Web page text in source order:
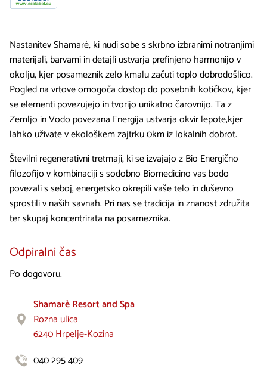
Nastanitev Shamarè, ki nudi sobe s skrbno izbranimi notranjimi
materijali, barvami in detajli ustvarja prefinjeno harmonijo v
okolju, kjer posameznik zelo kmalu začuti toplo dobrodošlico.
Pogled na vrtove omogoča dostop do posebnih kotičkov, kjer
se elementi povezujejo in tvorijo unikatno čarovnijo. Ta z
Zemljo in Vodo povezana Energija ustvarja okvir lepote,kjer
lahko uživate v ekološkem zajtrku 0km iz lokalnih dobrot.
Številni regenerativni tretmaji, ki se izvajajo z Bio Energično
filozofijo v kombinaciji s sodobno Biomedicino vas bodo
povezali s seboj, energetsko okrepili vaše telo in duševno
sprostili v naših savnah. Pri nas se tradicija in znanost združita
ter skupaj koncentrirata na posameznika.
Odpiralni čas
Po dogovoru.
Shamarè Resort and Spa
Rozna ulica
6240 Hrpelje-Kozina
040 295 409